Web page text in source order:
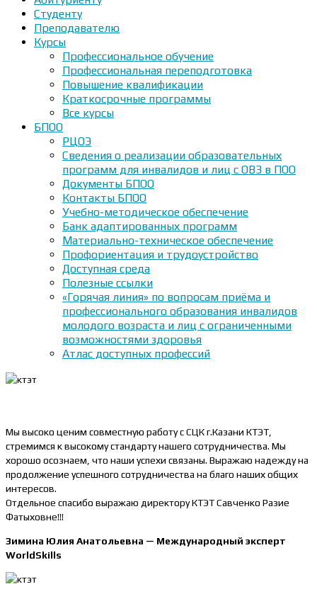
Студенту
Преподавателю
Курсы
Профессиональное обучение
Профессиональная переподготовка
Повышение квалификации
Краткосрочные программы
Все курсы
БПОО
РЦОЭ
Сведения о реализации образовательных
программ для инвалидов и лиц с ОВЗ в ПОО
Документы БПОО
Контакты БПОО
Учебно-методическое обеспечение
Банк адаптированных программ
Материально-техническое обеспечение
Профориентация и трудоустройство
Доступная среда
Полезные ссылки
«Горячая линия» по вопросам приёма и
профессионального образования инвалидов
молодого возраста и лиц с ограниченными
возможностями здоровья
Атлас доступных профессий
Мы высоко ценим совместную работу с СЦК г.Казани КТЭТ,
стремимся к высокому стандарту нашего сотрудничества. Мы
хорошо осознаем, что наши успехи связаны. Выражаю надежду на
продолжение успешного сотрудничества на благо наших общих
интересов.
Отдельное спасибо выражаю директору КТЭТ Савченко Разие
Фатыховне!!!
Зимина Юлия Анатольевна — Международный эксперт
WorldSkills